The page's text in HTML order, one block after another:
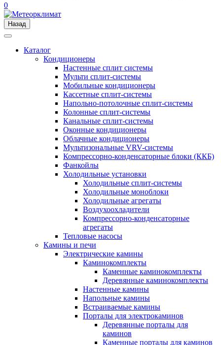
0
Назад
Каталог
Кондиционеры
Настенные сплит системы
Мульти сплит-системы
Мобильные кондиционеры
Кассетные сплит-системы
Напольно-потолочные сплит-системы
Колонные сплит-системы
Канальные сплит-системы
Оконные кондиционеры
Облачные кондиционеры
Мультизональные VRV-системы
Компрессорно-конденсаторные блоки (ККБ)
Фанкойлы
Холодильные установки
Холодильные сплит-системы
Холодильные моноблоки
Холодильные агрегаты
Воздухоохладители
Компрессорно-конденсаторные
агрегаты
Тепловые насосы
Камины и печи
Электрические камины
Каминокомплекты
Каменные каминокомплекты
Деревянные каминокомплекты
Настенные камины
Напольные камины
Встраиваемые камины
Порталы для электрокаминов
Деревянные порталы для
каминов
Каменные порталы для каминов